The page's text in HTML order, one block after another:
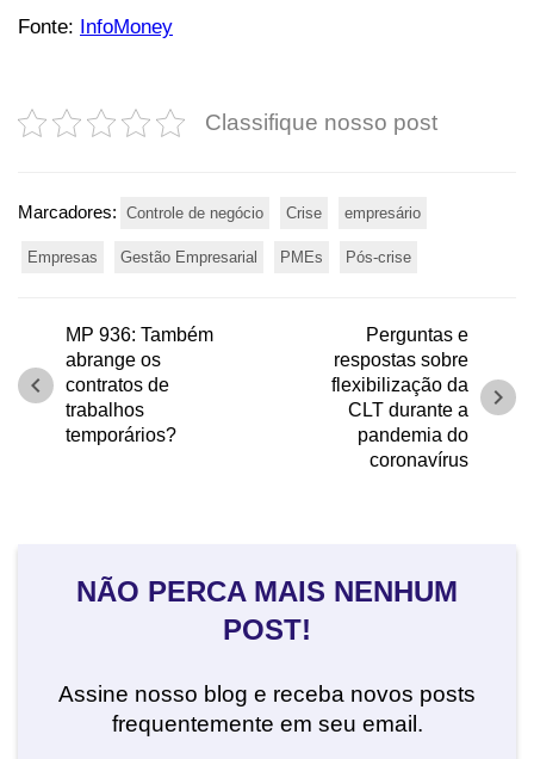
Fonte: InfoMoney
Classifique nosso post
Marcadores: Controle de negócio Crise empresário
Empresas Gestão Empresarial PMEs Pós-crise
MP 936: Também
abrange os
contratos de
trabalhos
temporários?
chevron_left
Perguntas e
respostas sobre
flexibilização da
CLT durante a
pandemia do
coronavírus
chevron_right
NÃO PERCA MAIS NENHUM
POST!
Assine nosso blog e receba novos posts
frequentemente em seu email.